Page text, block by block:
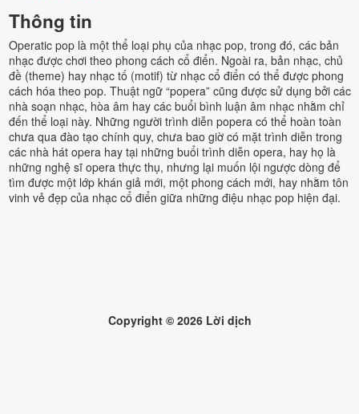
Thông tin
Operatic pop là một thể loại phụ của nhạc pop, trong đó, các bản
nhạc được chơi theo phong cách cổ điển. Ngoài ra, bản nhạc, chủ
đề (theme) hay nhạc tố (motif) từ nhạc cổ điển có thể được phong
cách hóa theo pop. Thuật ngữ “popera” cũng được sử dụng bởi các
nhà soạn nhạc, hòa âm hay các buổi bình luận âm nhạc nhằm chỉ
đến thể loại này. Những người trình diễn popera có thể hoàn toàn
chưa qua đào tạo chính quy, chưa bao giờ có mặt trình diễn trong
các nhà hát opera hay tại những buổi trình diễn opera, hay họ là
những nghệ sĩ opera thực thụ, nhưng lại muốn lội ngược dòng để
tìm được một lớp khán giả mới, một phong cách mới, hay nhằm tôn
vinh vẻ đẹp của nhạc cổ điển giữa những điệu nhạc pop hiện đại.
Copyright © 2026Lời dịch